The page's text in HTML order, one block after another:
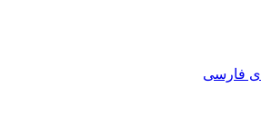
فارسی